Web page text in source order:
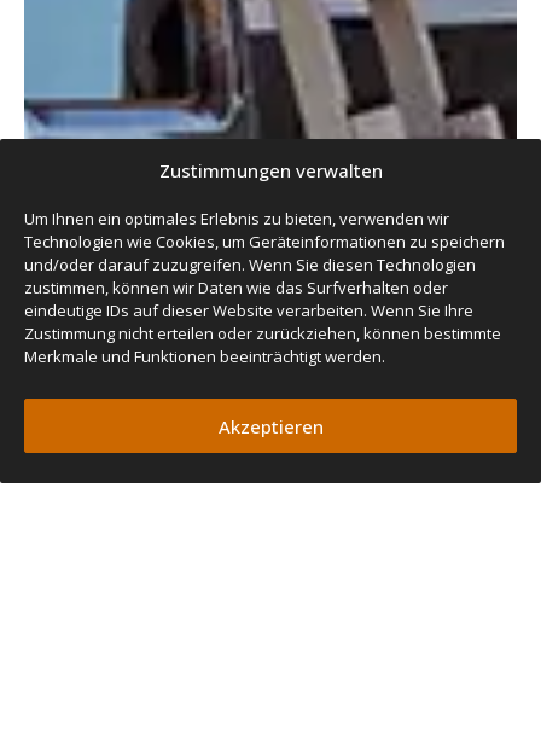
Zustimmungen verwalten
Um Ihnen ein optimales Erlebnis zu bieten, verwenden wir
Technologien wie Cookies, um Geräteinformationen zu speichern
und/oder darauf zuzugreifen. Wenn Sie diesen Technologien
zustimmen, können wir Daten wie das Surfverhalten oder
eindeutige IDs auf dieser Website verarbeiten. Wenn Sie Ihre
Zustimmung nicht erteilen oder zurückziehen, können bestimmte
Merkmale und Funktionen beeinträchtigt werden.
Akzeptieren